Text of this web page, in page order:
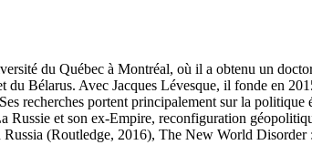
du Québec à Montréal, où il a obtenu un
Bélarus. Avec Jacques Lévesque, il fonde en
recherches portent principalement sur la politique
et son ex-Empire, reconfiguration
(Routledge, 2016), The New World